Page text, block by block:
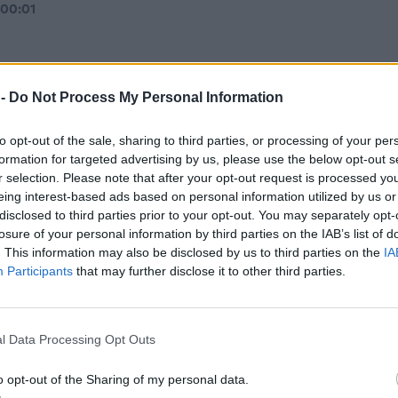
Do Not Process My Personal Information
opt-out of the sale, sharing to third parties, or processing of your
for targeted advertising by us, please use the below opt-out
selection. Please note that after your opt-out request is processed
interest-based ads based on personal information utilized by us
to third parties prior to your opt-out. You may separately
of your personal information by third parties on the IAB’s list of
This information may also be disclosed by us to third parties on the
Participants that may further disclose it to other third parties.
Data Processing Opt Outs
opt-out of the Sharing of my personal data.
To 1922 o Μπενίτο Μουσολίνι
κυβέρνησης στην Ιταλία
σαν σήμερα.
00:01
Το 1944 οι Γερμανοί εκκενώνουν την